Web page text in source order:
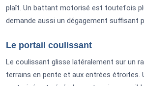
plaît. Un battant motorisé est toutefois
demande aussi un dégagement suffisant
Le portail coulissant
Le coulissant glisse latéralement sur un
terrains en pente et aux entrées étroites.